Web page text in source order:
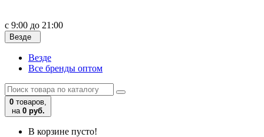
с 9:00 до 21:00
Везде
Везде
Все бренды оптом
0 товаров,
на 0 руб.
В корзине пусто!